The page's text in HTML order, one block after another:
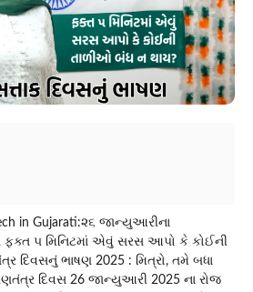
in Gujarati:૨૬ જાન્યુઆરીના
ફક્ત ૫ મિનિટમાં એવું સરસ આપો કે કોઈની
દિવસનું ભાષણ 2025 : મિત્રો, તમે બધા
દિવસ 26 જાન્યુઆરી 2025 ના રોજ